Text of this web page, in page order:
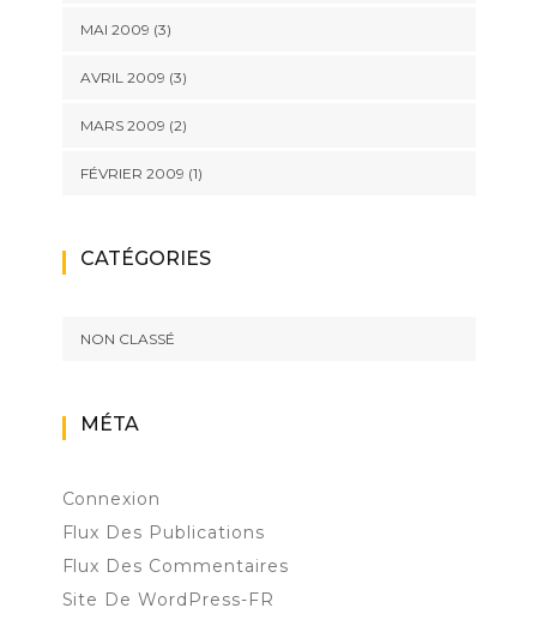
MAI 2009 (3)
AVRIL 2009 (3)
MARS 2009 (2)
FÉVRIER 2009 (1)
CATÉGORIES
NON CLASSÉ
MÉTA
Connexion
Flux Des Publications
Flux Des Commentaires
Site De WordPress-FR